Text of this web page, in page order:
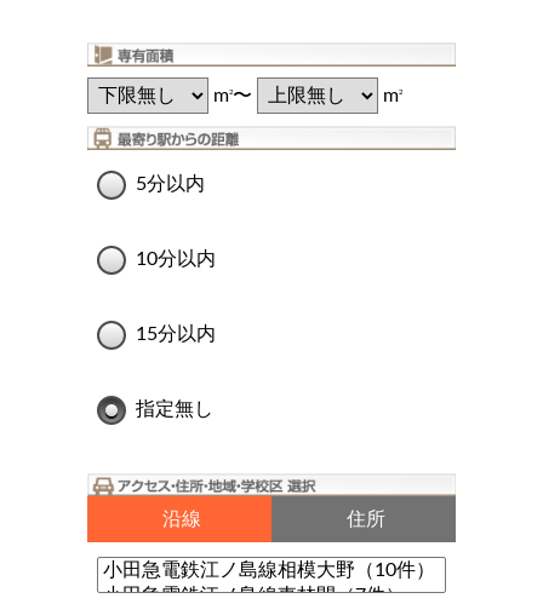
m2〜 m2
5分以内
10分以内
15分以内
指定無し
沿線 住所